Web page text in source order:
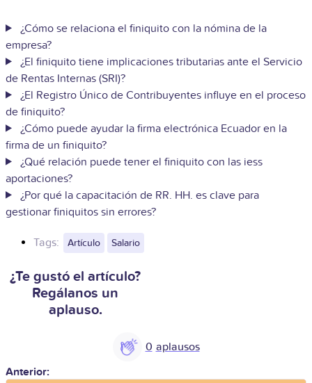
¿Cómo se relaciona el finiquito con la nómina de la
empresa?
¿El finiquito tiene implicaciones tributarias ante el Servicio
de Rentas Internas (SRI)?
¿El Registro Único de Contribuyentes influye en el proceso
de finiquito?
¿Cómo puede ayudar la firma electrónica Ecuador en la
firma de un finiquito?
¿Qué relación puede tener el finiquito con las iess
aportaciones?
¿Por qué la capacitación de RR. HH. es clave para
gestionar finiquitos sin errores?
Tags: Artículo Salario
¿Te gustó el artículo?
Regálanos un
aplauso.
0
Anterior: